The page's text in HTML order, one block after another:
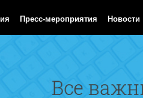
Пресс-мероприятия Новости